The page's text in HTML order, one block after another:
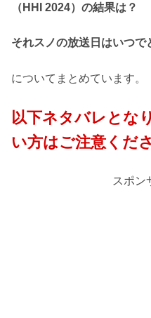
（HHI 2024）の結果は？
それスノの放送日はいつで
についてまとめています。
以下ネタバレとな
い方はご注意くだ
スポン